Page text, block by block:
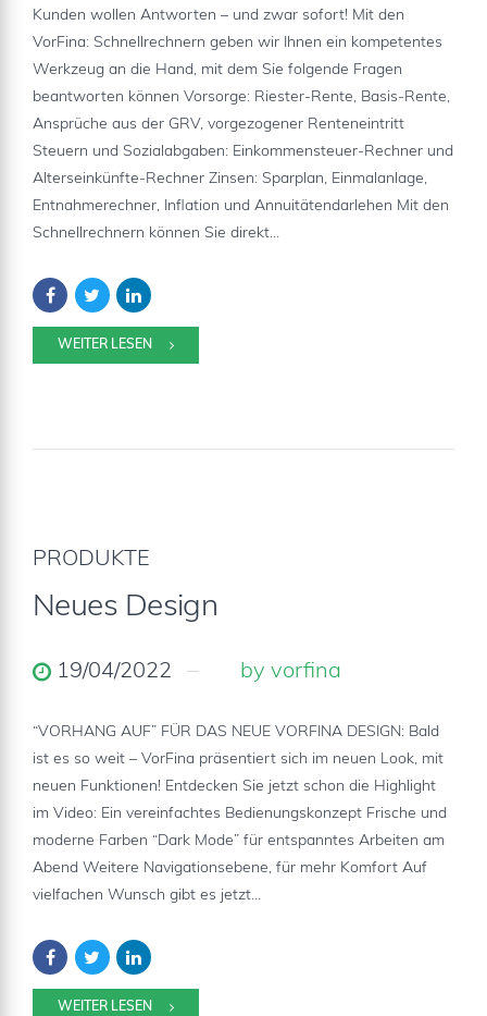
Kunden wollen Antworten – und zwar sofort! Mit den
VorFina: Schnellrechnern geben wir Ihnen ein kompetentes
Werkzeug an die Hand, mit dem Sie folgende Fragen
beantworten können Vorsorge: Riester-Rente, Basis-Rente,
Ansprüche aus der GRV, vorgezogener Renteneintritt
Steuern und Sozialabgaben: Einkommensteuer-Rechner und
Alterseinkünfte-Rechner Zinsen: Sparplan, Einmalanlage,
Entnahmerechner, Inflation und Annuitätendarlehen Mit den
Schnellrechnern können Sie direkt...
WEITER LESEN
PRODUKTE
Neues Design
19/04/2022 by vorfina
“VORHANG AUF” FÜR DAS NEUE VORFINA DESIGN: Bald
ist es so weit – VorFina präsentiert sich im neuen Look, mit
neuen Funktionen! Entdecken Sie jetzt schon die Highlight
im Video: Ein vereinfachtes Bedienungskonzept Frische und
moderne Farben “Dark Mode” für entspanntes Arbeiten am
Abend Weitere Navigationsebene, für mehr Komfort Auf
vielfachen Wunsch gibt es jetzt...
WEITER LESEN